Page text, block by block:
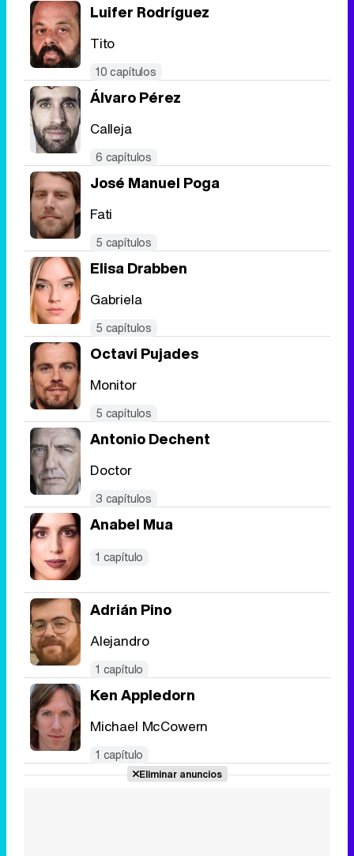
Luifer Rodríguez
Tito
10 capítulos
Álvaro Pérez
Calleja
6 capítulos
José Manuel Poga
Fati
5 capítulos
Elisa Drabben
Gabriela
5 capítulos
Octavi Pujades
Monitor
5 capítulos
Antonio Dechent
Doctor
3 capítulos
Anabel Mua
1 capítulo
Adrián Pino
Alejandro
1 capítulo
Ken Appledorn
Michael McCowern
1 capítulo
Eliminar anuncios